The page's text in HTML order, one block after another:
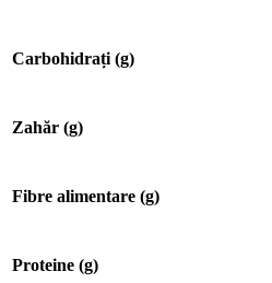
Carbohidrați (g)
Zahăr (g)
Fibre alimentare (g)
Proteine (g)